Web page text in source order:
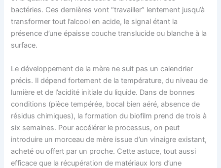
bactéries. Ces dernières vont “travailler” lentement jusqu’à
transformer tout l’alcool en acide, le signal étant la
présence d’une épaisse couche translucide ou blanche à la
surface.
Le développement de la mère ne suit pas un calendrier
précis. Il dépend fortement de la température, du niveau de
lumière et de l’acidité initiale du liquide. Dans de bonnes
conditions (pièce tempérée, bocal bien aéré, absence de
résidus chimiques), la formation du biofilm prend de trois à
six semaines. Pour accélérer le processus, on peut
introduire un morceau de mère issue d’un vinaigre existant,
acheté ou offert par un proche. Cette astuce, tout aussi
efficace que la récupération de matériaux lors d’une